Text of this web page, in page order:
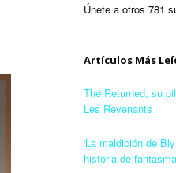
Únete a otros 781
Artículos Más
The Returned, su
Les Revenants
'La maldición de
historia de